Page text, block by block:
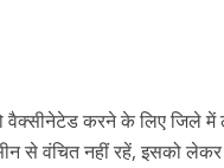
करने के लिए जिले में
से वंचित नहीं रहें, इसको